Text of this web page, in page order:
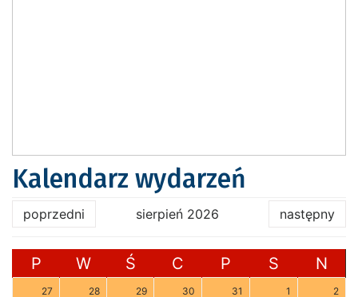
Kalendarz wydarzeń
poprzedni sierpień 2026 następny
P W Ś C P S N
27 28 29 30 31 1 2